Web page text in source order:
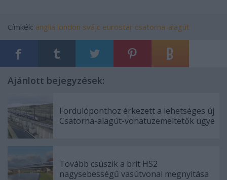
Címkék: anglia london svájc eurostar csatorna-alagút
Ajánlott bejegyzések:
Fordulóponthoz érkezett a lehetséges új
Csatorna-alagút-vonatüzemeltetők ügye
Tovább csúszik a brit HS2
nagysebességű vasútvonal megnyitása